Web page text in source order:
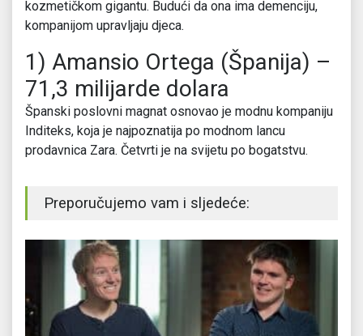
kozmetičkom gigantu. Budući da ona ima demenciju,
kompanijom upravljaju djeca.
1) Amansio Ortega (Španija) –
71,3 milijarde dolara
Španski poslovni magnat osnovao je modnu kompaniju
Inditeks, koja je najpoznatija po modnom lancu
prodavnica Zara. Četvrti je na svijetu po bogatstvu.
Preporučujemo vam i sljedeće: